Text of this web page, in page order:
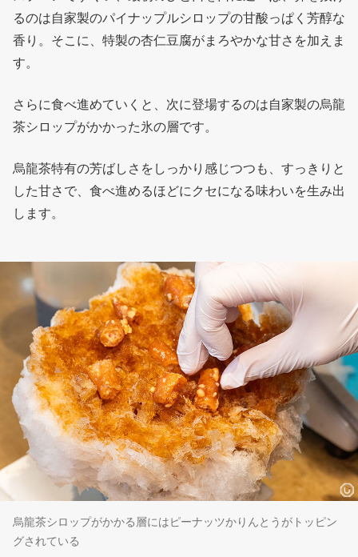
るのは自家製のパイナップルシロップの甘酸っぱく芳醇な
香り。そこに、特製の杏仁豆腐がまろやかな甘さを加えま
す。
さらに食べ進めていくと、次に登場するのは自家製の烏龍
茶シロップがかかった氷の層です。
烏龍茶特有の芳ばしさをしっかり感じつつも、すっきりと
した甘さで、食べ進めるほどにクセになる味わいを生み出
します。
烏龍茶シロップがかかる層にはピーナッツかりんとうがトッピン
グされている